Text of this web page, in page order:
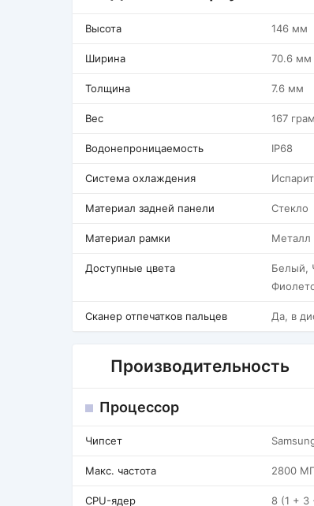
Высота 146 мм
Ширина 70.6 мм
Толщина 7.6 мм
Вес 167
Водонепроницаемость IP68
Система охлаждения
Материал задней панели Стекло
Материал рамки Металл
Доступные цвета
Белый,
Сканер отпечатков пальцев Да, в
Производительность
Процессор
Чипсет
Макс. частота 2800
CPU-ядер 8 (1 + 3